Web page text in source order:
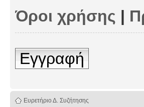
Όροι χρήσης |
Εγγραφή
Ευρετήριο Δ. Συζήτησης